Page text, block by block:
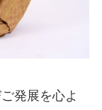
発展を心よ